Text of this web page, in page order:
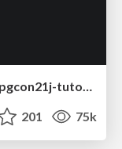
実際に使うSQLの書き方 徹底解説 / pgcon21j-tutorial
201 75k